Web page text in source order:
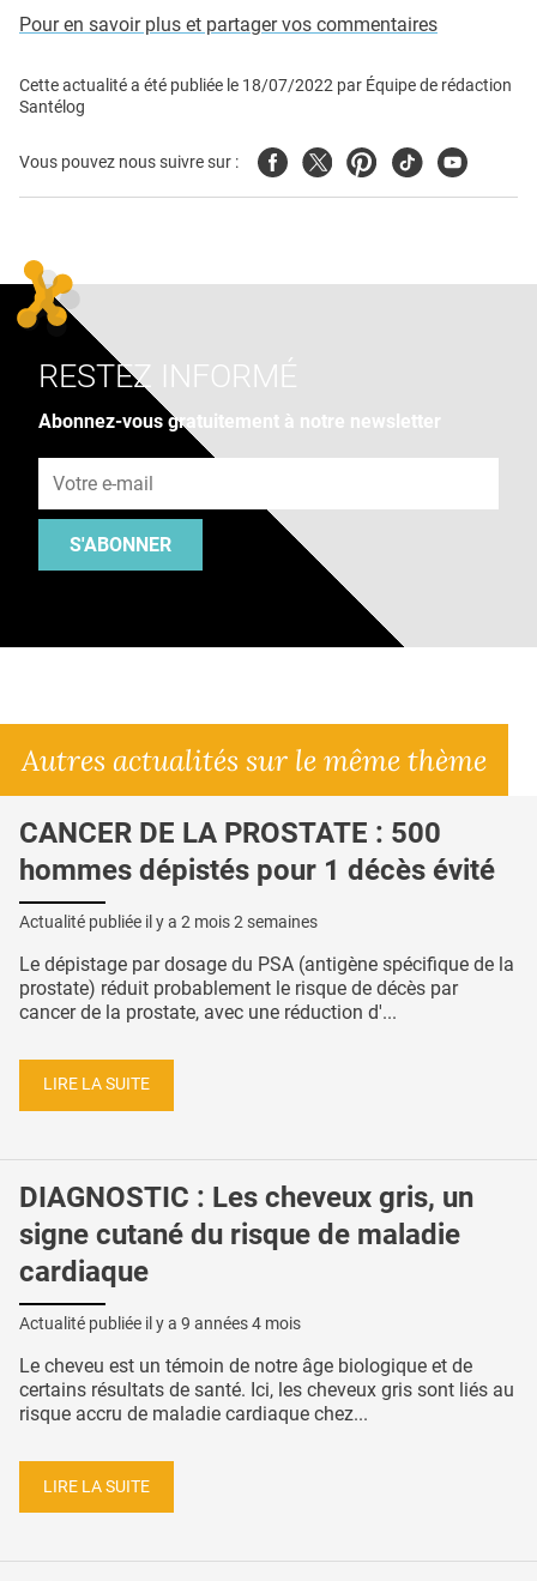
Pour en savoir plus et partager vos commentaires
Cette actualité a été publiée le 18/07/2022 par Équipe de rédaction
Santélog
Vous pouvez nous suivre sur : FacebookTwitterPinterest
TiktokYoutube
RESTEZ INFORMÉ
Abonnez-vous gratuitement à notre newsletter
S'ABONNER
Autres actualités sur le même thème
CANCER DE LA PROSTATE : 500
hommes dépistés pour 1 décès évité
Actualité publiée il y a 2 mois 2 semaines
Le dépistage par dosage du PSA (antigène spécifique de la
prostate) réduit probablement le risque de décès par
cancer de la prostate, avec une réduction d'...
LIRE LA SUITE
DIAGNOSTIC : Les cheveux gris, un
signe cutané du risque de maladie
cardiaque
Actualité publiée il y a 9 années 4 mois
Le cheveu est un témoin de notre âge biologique et de
certains résultats de santé. Ici, les cheveux gris sont liés au
risque accru de maladie cardiaque chez...
LIRE LA SUITE